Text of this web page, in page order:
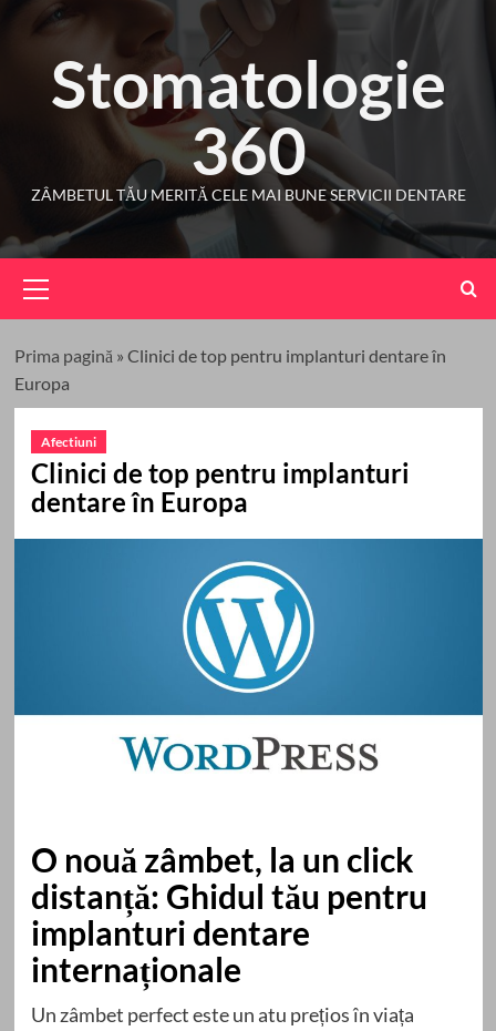
contentStomatologie
360
ZÂMBETUL TĂU MERITĂ CELE MAI BUNE SERVICII DENTARE
Menu
Prima pagină » Clinici de top pentru implanturi dentare în
Europa
Afectiuni
Clinici de top pentru implanturi
dentare în Europa
O nouă zâmbet, la un click
distanță: Ghidul tău pentru
implanturi dentare
internaționale
Un zâmbet perfect este un atu prețios în viața